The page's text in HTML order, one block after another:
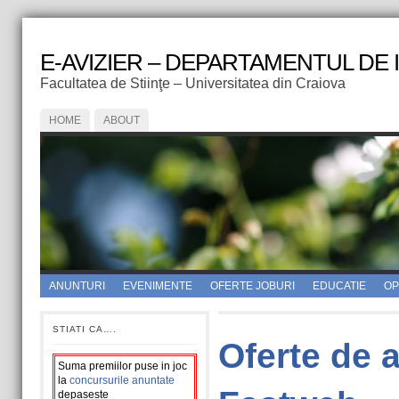
E-AVIZIER – DEPARTAMENTUL DE
Facultatea de Stiinţe – Universitatea din Craiova
HOME ABOUT
ANUNTURI EVENIMENTE OFERTE JOBURI EDUCATIE
STIATI CA….
Suma premiilor puse in joc
la concursurile anuntate
depaseste
Oferte de